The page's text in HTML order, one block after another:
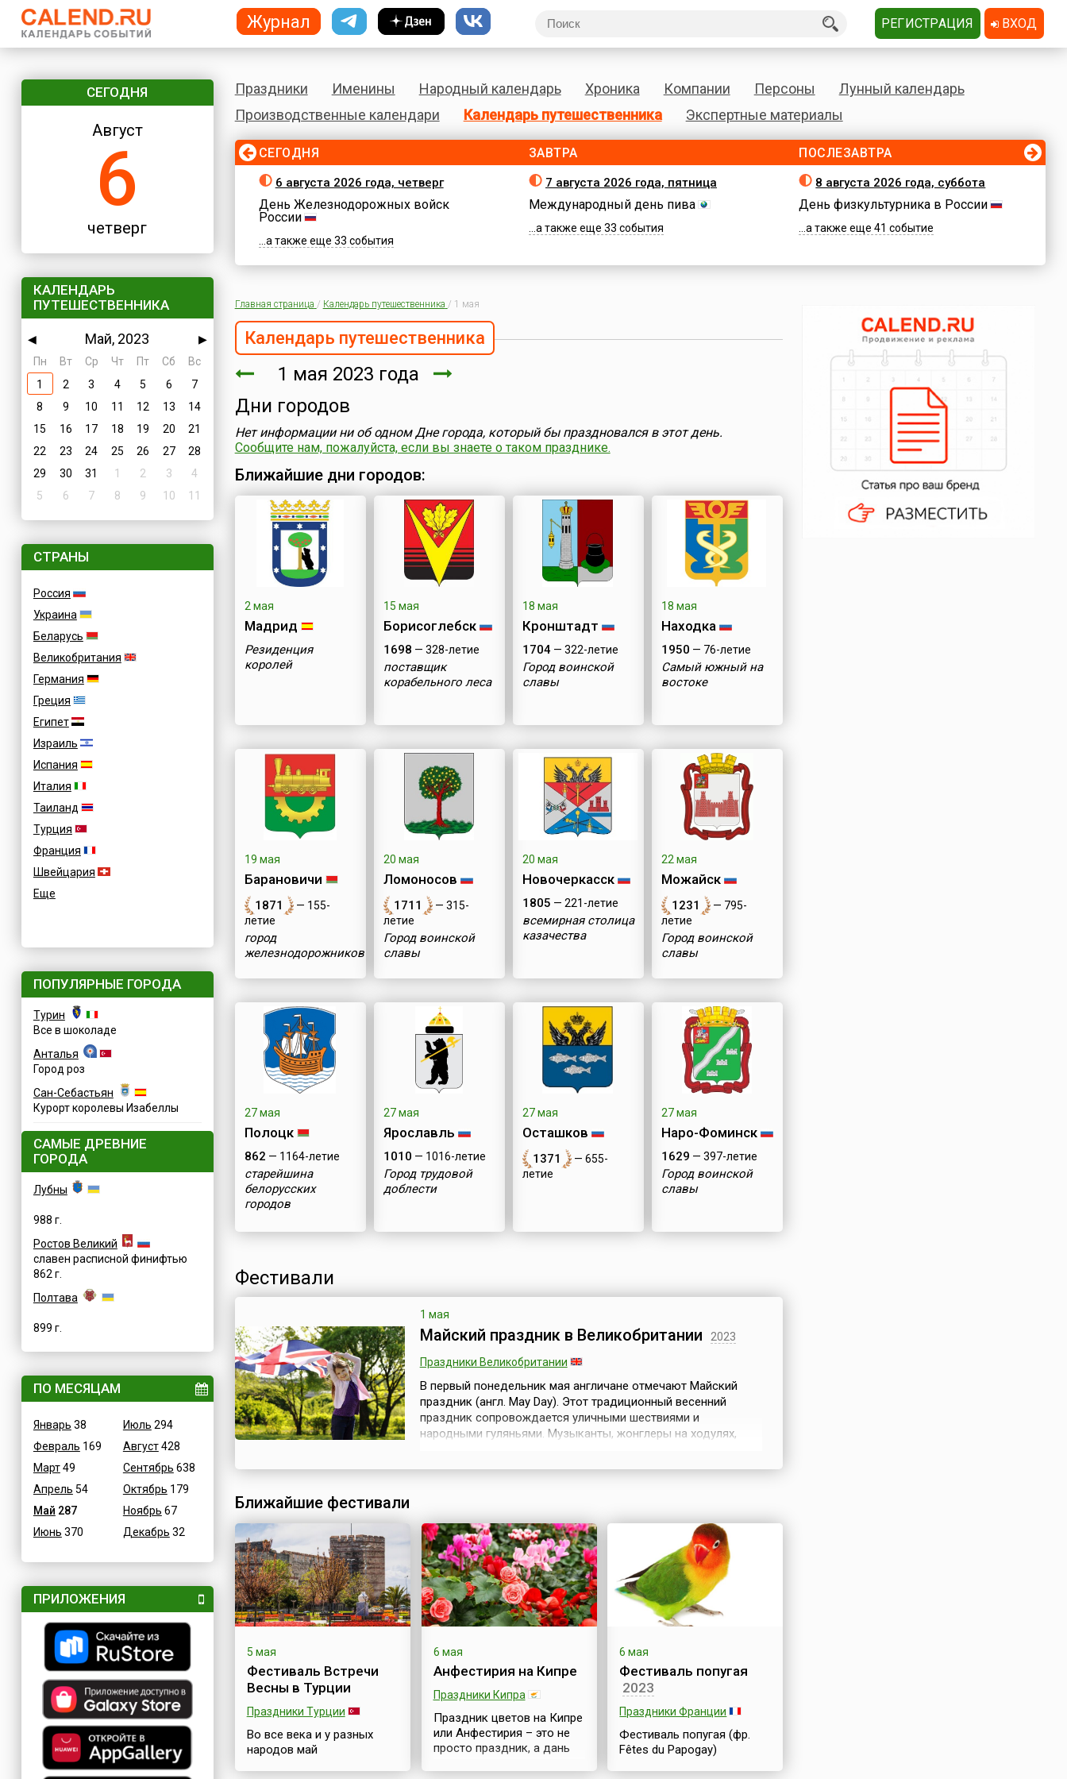
СЕГОДНЯ
Август
6
четверг
КАЛЕНДАРЬ
ПУТЕШЕСТВЕННИКА
◀ Май, 2023
▶
Пн
Вт Ср Чт Пт Сб
Вс
1
2 3 4 5 6
7
8
9 10 11 12 13
14
15
16 17 18 19 20
21
22
23 24 25 26 27
28
29
30 31 1 2 3
4
5
6 7 8 9 10 11
СТРАНЫ
Россия
Украина
Беларусь
Великобритания
Германия
Греция
Египет
Израиль
Испания
Италия
Таиланд
Турция
Франция
Швейцария
Еще
ПОПУЛЯРНЫЕ ГОРОДА
Турин
Все в шоколаде
Анталья
Город роз
Сан-Себастьян
Курорт королевы Изабеллы
САМЫЕ ДРЕВНИЕ
ГОРОДА
Лубны
988 г.
Ростов Великий
славен расписной финифтью
862 г.
Полтава
899 г.
ПО МЕСЯЦАМ
Январь 38
Февраль 169
Март49
Апрель 54
Май 287
Июнь 370
Июль 294
Август428
Сентябрь 638
Октябрь 179
Ноябрь 67
Декабрь 32
ПРИЛОЖЕНИЯ
Праздники Именины Народный календарь Хроника Компании Персоны
Лунный календарь
Производственные календари
Календарь путешественника Экспертные материалы
СЕГОДНЯ
6 августа 2026 года, четверг
День Железнодорожных войск
России
...а также еще 33 события
ЗАВТРА
7 августа 2026 года, пятница
Международный день пива
...а также еще 33 события
ПОСЛЕЗАВТРА
8 августа 2026 года, суббота
День физкультурника в России
...а также еще 41 событие
Главная страница / Календарь путешественника / 1 мая
Календарь путешественника
1 мая 2023 года
Дни городов
Нет информации ни об одном Дне города, который бы праздновался в этот день.
Сообщите нам, пожалуйста, если вы знаете о таком празднике.
Ближайшие дни городов:
2 мая
Мадрид
Резиденция
королей
15 мая
Борисоглебск
1698 — 328-летие
поставщик
корабельного леса
18 мая
Кронштадт
1704— 322-летие
Город воинской
славы
18 мая
Находка
1950 — 76-летие
Самый южный на
востоке
19 мая
Барановичи
1871
— 155-
летие
город
железнодорожников
20 мая
Ломоносов
1711
— 315-
летие
Город воинской
славы
20 мая
Новочеркасск
1805 — 221-летие
всемирная столица
казачества
22 мая
Можайск
1231
— 795-
летие
Город воинской
славы
27 мая
Полоцк
862 — 1164-летие
старейшина
белорусских
городов
27 мая
Ярославль
1010 — 1016-летие
Город трудовой
доблести
27 мая
Осташков
1371
— 655-
летие
27 мая
Наро-Фоминск
1629 — 397-летие
Город воинской
славы
Фестивали
1 мая
Майский праздник в Великобритании
2023
Праздники Великобритании
В первый понедельник мая англичане отмечают Майский
праздник (англ. May Day). Этот традиционный весенний
праздник сопровождается уличными шествиями и
народными гуляньями. Музыканты, жонглеры на ходулях,
Ближайшие фестивали
5 мая
Фестиваль Встречи
Весны в Турции
Праздники Турции
Во все века и у разных
народов май
6 мая
Анфестирия на Кипре
Праздники Кипра
Праздник цветов на Кипре
или Анфестирия – это не
просто праздник, а дань
6 мая
Фестиваль попугая
2023
Праздники Франции
Фестиваль попугая (фр.
Fêtes du Papogay)
Журнал РЕГИСТРАЦИЯ ВХОД